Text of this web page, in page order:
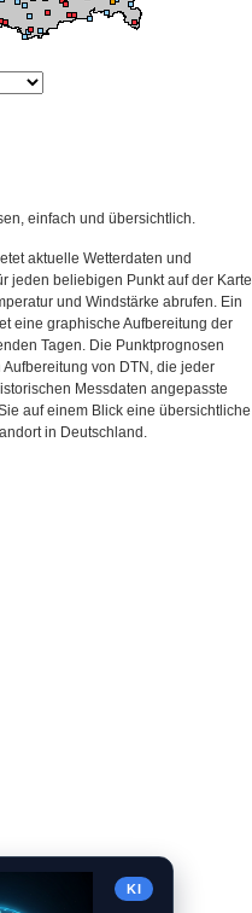
einfach und übersichtlich.
aktuelle Wetterdaten und
jeden beliebigen Punkt auf der Karte
und Windstärke abrufen. Ein
eine graphische Aufbereitung der
Tagen. Die Punktprognosen
von DTN, die jeder
Messdaten angepasste
auf einem Blick eine übersichtliche
in Deutschland.
KI